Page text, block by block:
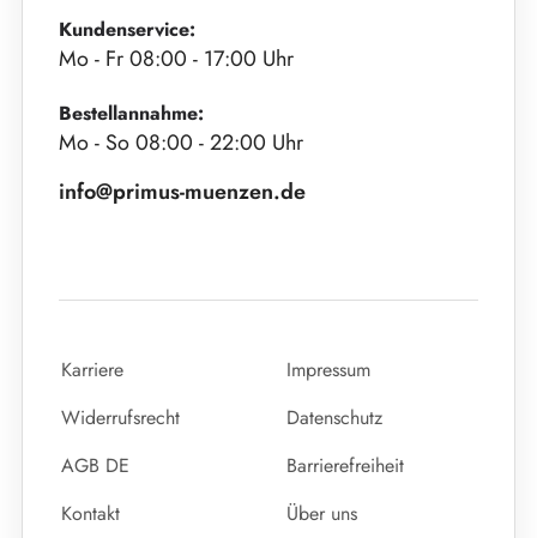
Kundenservice:
Mo - Fr 08:00 - 17:00 Uhr
Bestellannahme:
Mo - So 08:00 - 22:00 Uhr
info@primus-muenzen.de
Karriere
Impressum
Widerrufsrecht
Datenschutz
AGB DE
Barrierefreiheit
Kontakt
Über uns